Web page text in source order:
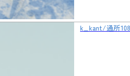
k_kant/通所